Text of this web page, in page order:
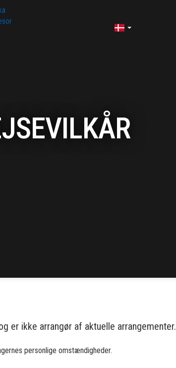
er ikke arrangør af aktuelle arrangementer.
personlige omstændigheder.